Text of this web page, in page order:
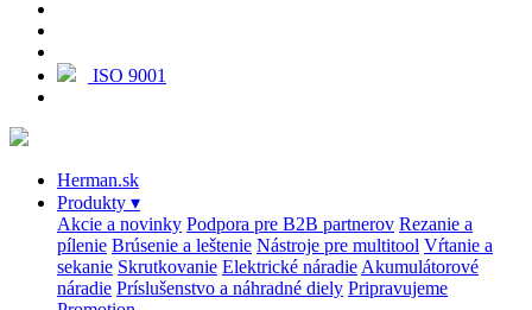
ISO 9001
Herman.sk
Produkty ▾
Akcie a novinky Podpora pre B2B partnerov Rezanie a
pílenie Brúsenie a leštenie Nástroje pre multitool Vŕtanie a
sekanie Skrutkovanie Elektrické náradie Akumulátorové
náradie Príslušenstvo a náhradné diely Pripravujeme